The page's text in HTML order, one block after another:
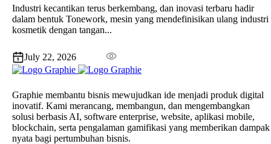
Industri kecantikan terus berkembang, dan inovasi terbaru hadir
dalam bentuk Tonework, mesin yang mendefinisikan ulang industri
kosmetik dengan tangan...
July 22, 2026
Graphie membantu bisnis mewujudkan ide menjadi produk digital
inovatif. Kami merancang, membangun, dan mengembangkan
solusi berbasis AI, software enterprise, website, aplikasi mobile,
blockchain, serta pengalaman gamifikasi yang memberikan dampak
nyata bagi pertumbuhan bisnis.